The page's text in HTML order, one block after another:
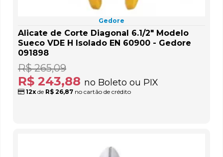
Gedore
Alicate de Corte Diagonal 6.1/2" Modelo
Sueco VDE H Isolado EN 60900 - Gedore
091898
R$ 243,88 no Boleto ou PIX
R$ 265,09
12x de R$ 26,87 no cartão de crédito